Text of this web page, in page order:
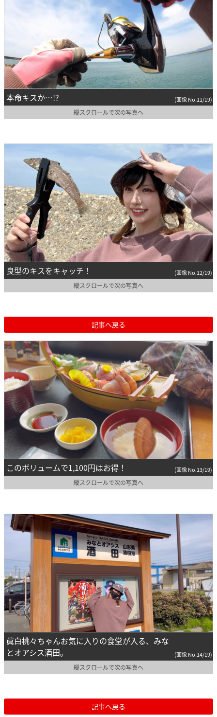
本命キスか…!? (画像 No.11/19)
縦スクロールで次の写真へ
良型のキスをキャッチ！ (画像 No.12/19)
縦スクロールで次の写真へ
記事へ戻る
このボリュームで1,100円はお得！ (画像 No.13/19)
縦スクロールで次の写真へ
眞白桃々ちゃんお気に入りの食堂が入る、みな
とオアシス酒田。
(画像 No.14/19)
縦スクロールで次の写真へ
記事へ戻る